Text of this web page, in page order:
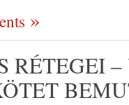
RÉTEGEI –